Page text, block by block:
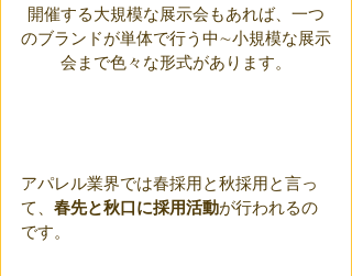
開催する大規模な展示会もあれば、一つ
のブランドが単体で行う中∼小規模な展示
会まで色々な形式があります。
アパレル業界では春採用と秋採用と言っ
て、 春先と秋口に採用活動が行われるの
です。